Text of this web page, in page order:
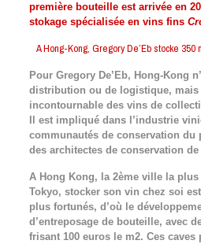
première bouteille est arrivée en
stokage spécialisée en vins fins
A Hong-Kong, Gregory De’Eb stocke
Pour Gregory De’Eb, Hong-Kong
distribution ou de logistique, mais
incontournable des vins de
Il est impliqué dans l’industrie
communautés de conservation du
des architectes de conservation
A Hong Kong, la 2ème ville la
Tokyo, stocker son vin chez soi
plus fortunés, d’où le
d’entreposage de bouteille, avec
frisant 100 euros le m2. Ces